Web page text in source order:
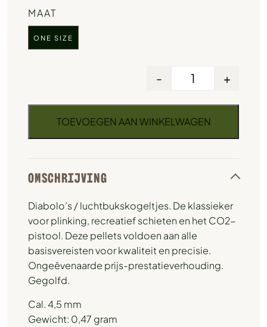
MAAT
ONE SIZE
- +
TOEVOEGEN AAN WINKELWAGEN
OMSCHRIJVING
Diabolo’s / luchtbukskogeltjes. De klassieker
voor plinking, recreatief schieten en het CO2-
pistool. Deze pellets voldoen aan alle
basisvereisten voor kwaliteit en precisie.
Ongeëvenaarde prijs-prestatieverhouding.
Gegolfd.
Cal. 4,5 mm
Gewicht: 0,47 gram